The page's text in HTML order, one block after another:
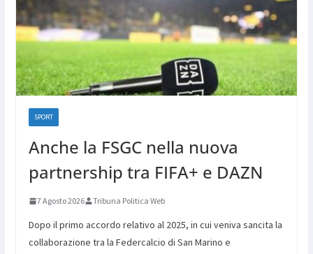
SPORT
Anche la FSGC nella nuova
partnership tra FIFA+ e DAZN
7 Agosto 2026 Tribuna Politica Web
Dopo il primo accordo relativo al 2025, in cui veniva sancita la
collaborazione tra la Federcalcio di San Marino e